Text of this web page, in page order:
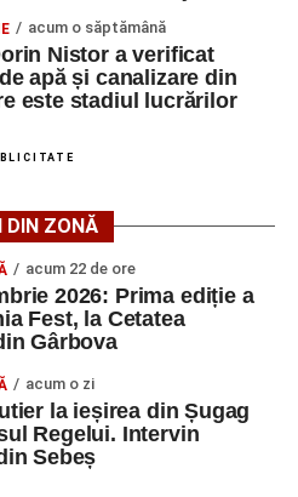
pe Google News
lovită de o motocicletă pe
Sebeș
Dorobanți din Sebeș: fermeie
după ce a fost lovită de o
Prima ediție a Transylvania
din Gârbova
acum o săptămână
Nistor a verificat
apă și canalizare din
este stadiul lucrărilor
DIN ZONĂ
acum 22 de ore
2026: Prima ediție a
Fest, la Cetatea
Gârbova
acum o zi
la ieșirea din Șugag
Regelui. Intervin
Sebeș